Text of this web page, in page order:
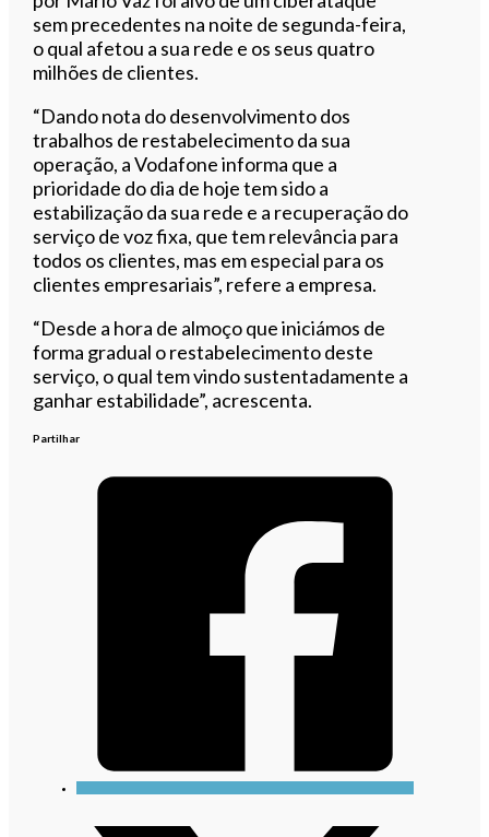
sem precedentes na noite de segunda-feira,
o qual afetou a sua rede e os seus quatro
milhões de clientes.
“Dando nota do desenvolvimento dos
trabalhos de restabelecimento da sua
operação, a Vodafone informa que a
prioridade do dia de hoje tem sido a
estabilização da sua rede e a recuperação do
serviço de voz fixa, que tem relevância para
todos os clientes, mas em especial para os
clientes empresariais”, refere a empresa.
“Desde a hora de almoço que iniciámos de
forma gradual o restabelecimento deste
serviço, o qual tem vindo sustentadamente a
ganhar estabilidade”, acrescenta.
Partilhar